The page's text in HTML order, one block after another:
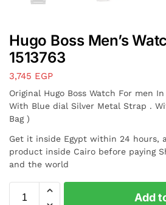
Hugo Boss Men’s
1513763
3,745 EGP
Original Hugo Boss Watch For men
With Blue dial Silver Metal Strap .
Bag )
Get it inside Egypt within 24 hours,
product inside Cairo before paying
and the world
Add